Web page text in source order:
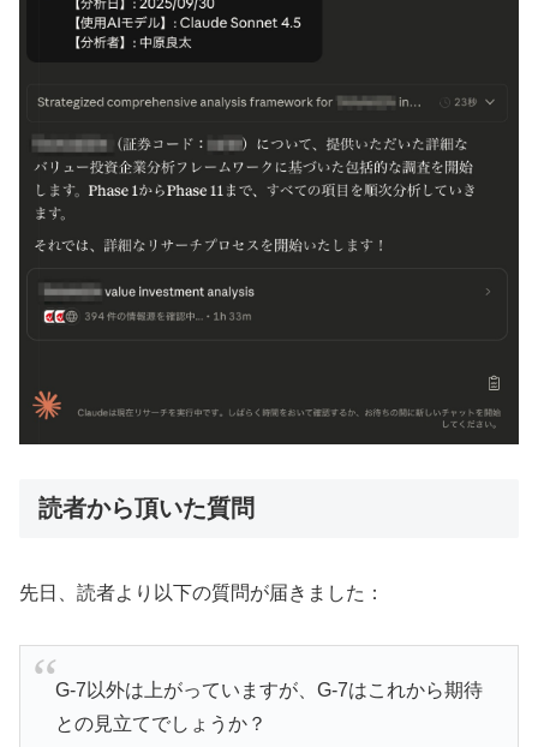
読者から頂いた質問
先日、読者より以下の質問が届きました：
G-7以外は上がっていますが、G-7はこれから期待
との見立てでしょうか？